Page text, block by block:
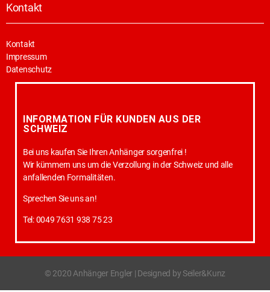
Kontakt
Kontakt
Impressum
Datenschutz
INFORMATION FÜR KUNDEN AUS DER
SCHWEIZ
Bei uns kaufen Sie Ihren Anhänger sorgenfrei !
Wir kümmern uns um die Verzollung in der Schweiz und alle
anfallenden Formalitäten.
Sprechen Sie uns an!
Tel: 0049 7631 938 75 23
© 2020 Anhänger Engler | Designed by Seiler&Kunz